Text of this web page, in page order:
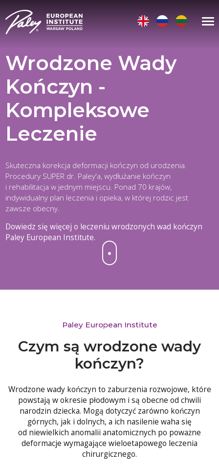
Wrodzone Wady
Kończyn -
Kompleksowe
Leczenie
Skuteczna korekcja deformacji kończyn od urodzenia.
Procedury SUPER dr. Paley'a, wydłużanie kończyn
i rehabilitacja w jednym miejscu. Ponad 70 krajów,
indywidualny plan leczenia i opieka, w której rodzic jest
zawsze obecny.
Dowiedz się więcej o leczeniu wrodzonych wad kończyn
Paley European Institute.
Paley European Institute
Czym są wrodzone wady
kończyn?
Wrodzone wady kończyn to zaburzenia rozwojowe, które
powstają w okresie płodowym i są obecne od chwili
narodzin dziecka. Mogą dotyczyć zarówno kończyn
górnych, jak i dolnych, a ich nasilenie waha się
od niewielkich anomalii anatomicznych po poważne
deformacje wymagające wieloetapowego leczenia
chirurgicznego.